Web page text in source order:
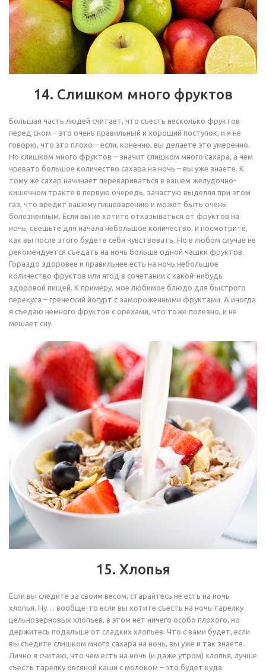
14. Слишком много фруктов
Большая часть людей считает, что съесть несколько фруктов
перед сном – это очень правильный и хороший поступок, и я не
говорю, что это плохо – если, конечно, вы делаете это умеренно.
Но слишком много фруктов – значит слишком много сахара, а чем
чревато большое количество сахара на ночь – вы уже знаете. К
тому же сахар начинает перевариваться в вашем желудочно-
кишечном тракте в первую очередь, зачастую выделяя при этом
газ, что вредит вашему пищеварению и может быть очень
болезненным. Если вы не хотите отказываться от фруктов на
ночь, съешьте для начала небольшое количество, и посмотрите,
как вы после этого будете себя чувствовать. Но в любом случае не
рекомендуется съедать на ночь больше одной чашки фруктов.
Гораздо здоровее и правильнее есть на ночь небольшое
количество фруктов или ягод в сочетании с какой-нибудь
здоровой пищей. К примеру, мое любимое блюдо для быстрого
перекуса – греческий йогурт с замороженными фруктами. А иногда
я съедаю немного фруктов с орехами, что тоже полезно, и не
мешает сну.
15. Хлопья
Если вы следите за своим весом, старайтесь не есть на ночь
хлопья. Ну… вообще-то если вы хотите съесть на ночь тарелку
цельнозерновых хлопьев, в этом нет ничего особо плохого, но
держитесь подальше от сладких хлопьев. Что с вами будет, если
вы съедите слишком много сахара на ночь, вы уже и так знаете.
Лично я считаю, что чем есть на ночь (и даже утром) хлопья, лучше
съесть тарелку овсяной каши с молоком – это будет куда